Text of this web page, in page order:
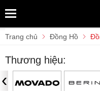
Trang chủ Đồng Hồ
Thương hiệu:
‹